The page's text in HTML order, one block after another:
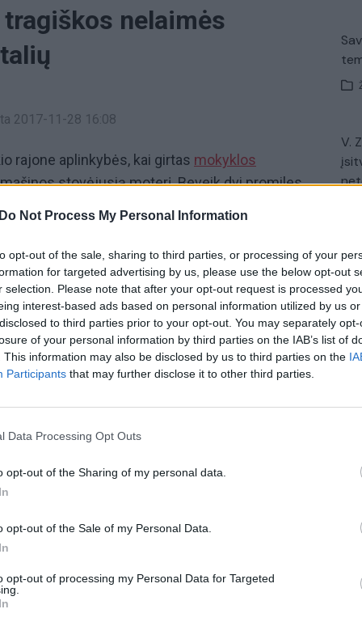
Do Not Process My Personal Information
opt-out of the sale, sharing to third parties, or processing of your
for targeted advertising by us, please use the below opt-out
selection. Please note that after your opt-out request is processed
interest-based ads based on personal information utilized by us
to third parties prior to your opt-out. You may separately
of your personal information by third parties on the IAB’s list of
This information may also be disclosed by us to third parties on the
Participants that may further disclose it to other third parties.
Data Processing Opt Outs
opt-out of the Sharing of my personal data.
opt-out of the Sale of my Personal Data.
opt-out of processing my Personal Data for Targeted
nelaimės
2017-11-28 16:08
rajone aplinkybės, kai girtas mokyklos
stovėjusią moterį. Beveik dvi promiles
tragiškos nelaimės nuvažiavo ne vieną dešimtį
mašinoje.
partrenkė moterį žuvo
į
„Žinios“ 2026-08-08
ir
00:00:40
Dronai Vokietijoje kelia vis daugiau
V.